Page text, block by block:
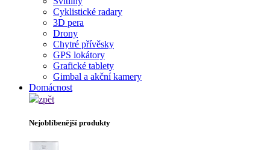
Cyklistické radary
3D pera
Drony
Chytré přívěsky
GPS lokátory
Grafické tablety
Gimbal a akční kamery
Domácnost
zpět
Nejoblíbenější produkty